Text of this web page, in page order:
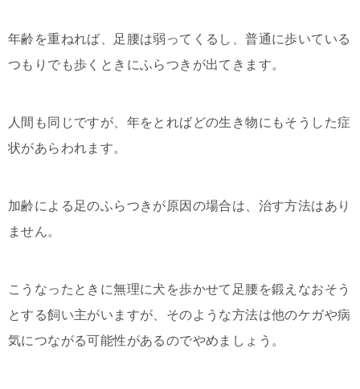
年齢を重ねれば、足腰は弱ってくるし、普通に歩いている
つもりでも歩くときにふらつきが出てきます。
人間も同じですが、年をとればどの生き物にもそうした症
状があらわれます。
加齢による足のふらつきが原因の場合は、治す方法はあり
ません。
こうなったときに無理に犬を歩かせて足腰を鍛えなおそう
とする飼い主がいますが、そのような方法は他のケガや病
気につながる可能性があるのでやめましょう。